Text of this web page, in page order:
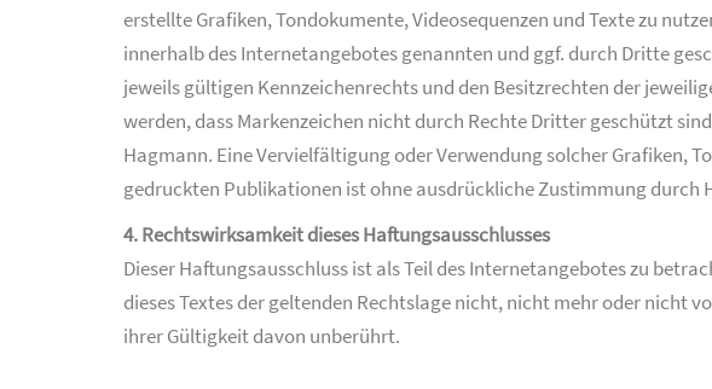
erstellte Grafiken, Tondokumente, Videosequenzen und Texte zu
innerhalb des Internetangebotes genannten und ggf. durch Dritte
jeweils gültigen Kennzeichenrechts und den Besitzrechten der
werden, dass Markenzeichen nicht durch Rechte Dritter geschützt
Hagmann. Eine Vervielfältigung oder Verwendung solcher Grafiken,
gedruckten Publikationen ist ohne ausdrückliche Zustimmung durch
4. Rechtswirksamkeit dieses Haftungsausschlusses
Dieser Haftungsausschluss ist als Teil des Internetangebotes zu
dieses Textes der geltenden Rechtslage nicht, nicht mehr oder nicht
ihrer Gültigkeit davon unberührt.